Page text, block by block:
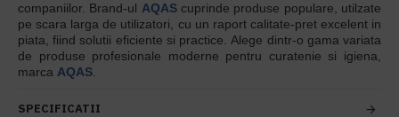
companiilor. Brand-ul AQAScuprinde produse populare, utilzate
pe scara larga de utilizatori, cu un raport calitate-pret excelent in
piata, fiind solutii eficiente si practice. Alege dintr-o gama variata
de produse profesionale moderne pentru curatenie si igiena,
marca AQAS
SPECIFICATII